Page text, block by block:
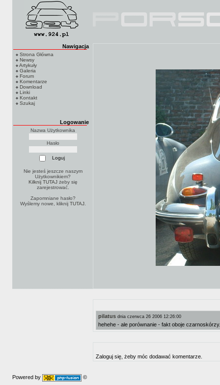
Nawigacja
Strona Główna
Newsy
Artykuły
Galeria
Forum
Komentarze
Download
Linki
Kontakt
Szukaj
Logowanie
Nazwa Użytkownika
Hasło
Nie jesteś jeszcze naszym
Użytkownikiem?
Kilknij TUTAJżeby się
zarejestrować.
Zapomniane hasło?
Wyślemy nowe, kliknij TUTAJ.
pilatus dnia czerwca 26 2006 12:26:00
hehehe - ale porównanie - fakt oboje
Zaloguj się, żeby móc dodawać komentarze.
Powered by ©